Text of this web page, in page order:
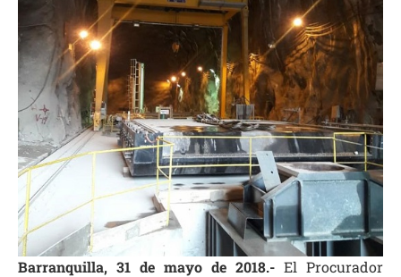
Barranquilla, 31 de mayo de 2018.- El Procurador